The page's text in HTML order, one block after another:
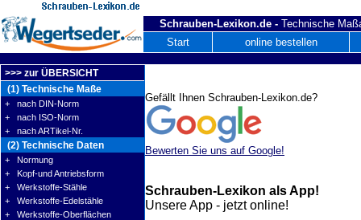
Schrauben-Lexikon.de - Technische
Start
online bestellen
>>> zur ÜBERSICHT
(1) Technische Maße
+ nach DIN-Norm
+ nach ISO-Norm
+ nach ARTikel-Nr.
(2) Technische Daten
+ Normung
+ Kopf-und Antriebsform
+ Werkstoffe-Stähle
+ Werkstoffe-Edelstähle
+ Werkstoffe-Oberflächen
Gefällt Ihnen Schrauben-Lexikon.de?
Bewerten Sie uns auf Google!
Schrauben-Lexikon als App!
Unsere App - jetzt online!